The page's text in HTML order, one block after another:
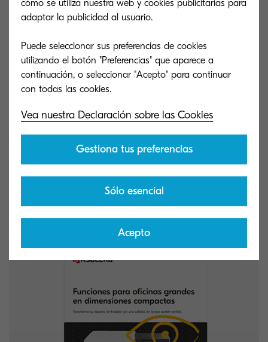
competitivo con inalámbrico.
cómo se utiliza nuestra web y cookies publicitarias para
adaptar la publicidad al usuario.
Puede seleccionar sus preferencias de cookies
utilizando el botón "Preferencias" que aparece a
continuación, o seleccionar "Acepto" para continuar
Vea nuestra Declaración sobre las Cookies
Gestiona tus preferencias
Sólo esencial
Acepto